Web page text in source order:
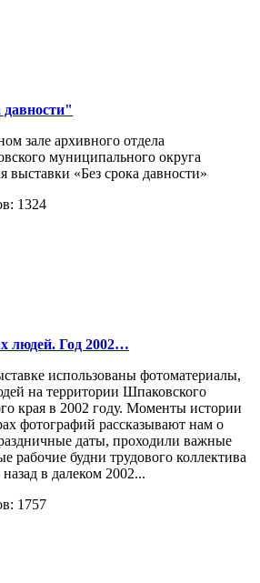
зале архивного отдела
муниципального округа
выставки «Без срока давности»
1324
людей. Год 2002…
использованы фотоматериалы,
на территории Шпаковского
края в 2002 году. Моменты истории
фотографий рассказывают нам о
даты, проходили важные
рабочие будни трудового коллектива
в далеком 2002...
1757